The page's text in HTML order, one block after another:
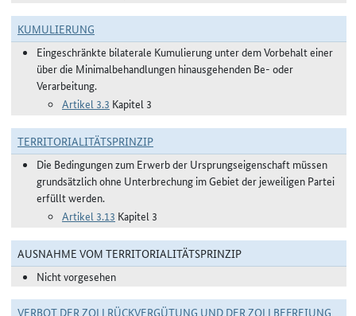
KUMULIERUNG
Eingeschränkte bilaterale Kumulierung unter dem Vorbehalt einer
über die Minimalbehandlungen hinausgehenden Be- oder
Verarbeitung.
Artikel 3.3 Kapitel 3
TERRITORIALITÄTSPRINZIP
Die Bedingungen zum Erwerb der Ursprungseigenschaft müssen
grundsätzlich ohne Unterbrechung im Gebiet der jeweiligen Partei
erfüllt werden.
Artikel 3.13 Kapitel 3
AUSNAHME VOM TERRITORIALITÄTSPRINZIP
Nicht vorgesehen
VERBOT DER ZOLLRÜCKVERGÜTUNG UND DER ZOLLBEFREIUNG